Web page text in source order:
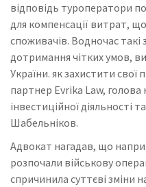
відповідь туроператори
для компенсації витрат,
споживачів. Водночас
дотримання чітких умов,
України. як захистити
партнер Evrika Law,
інвестиційної діяльності
Шабельніков.
Адвокат нагадав, що
розпочали військову
спричинила суттєві зміни